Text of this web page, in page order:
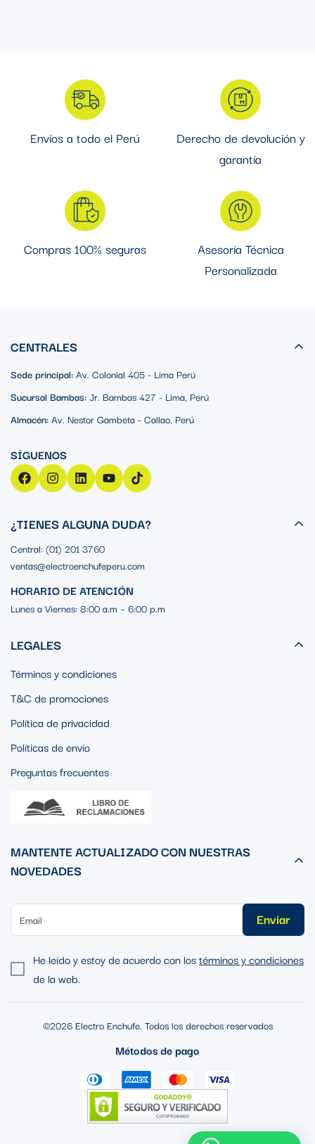
Envíos a todo el Perú
Derecho de devolución y
garantía
Compras 100% seguras
Asesoría Técnica
Personalizada
CENTRALES
Sede principal:Av. Colonial 405 - Lima Perú
Sucursal Bambas:Jr. Bambas 427 - Lima, Perú
Almacén:Av. Nestor Gambeta - Callao, Perú
¿TIENES ALGUNA DUDA?
Central: (01) 201 3760
ventas@electroenchufeperu.com
HORARIO DE ATENCIÓN
Lunes a Viernes: 8:00 a.m – 6:00 p.m
LEGALES
Términos y condiciones
T&C de promociones
Política de privacidad
Políticas de envío
Preguntas frecuentes
MANTENTE ACTUALIZADO CON NUESTRAS
NOVEDADES
Enviar
He leído y estoy de acuerdo con lostérminos y condiciones
de la web.
©2026 Electro Enchufe. Todos los derechos reservados
Métodos de pago